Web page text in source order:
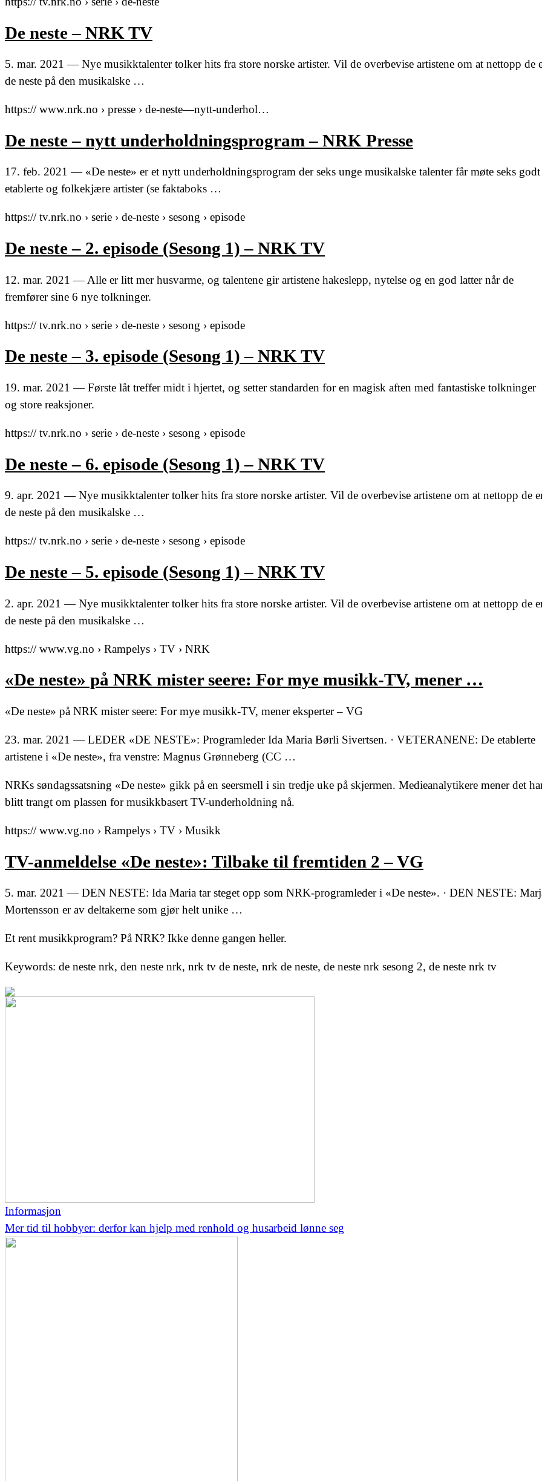
De neste – NRK TV
5. mar. 2021 — Nye musikktalenter tolker hits fra store norske artister. Vil de overbevise artistene om at nettopp de
de neste på den musikalske …
https:// www.nrk.no › presse › de-neste—nytt-underhol…
De neste – nytt underholdningsprogram – NRK Presse
17. feb. 2021 — «De neste» er et nytt underholdningsprogram der seks unge musikalske talenter får møte seks godt
etablerte og folkekjære artister (se faktaboks …
https:// tv.nrk.no › serie › de-neste › sesong › episode
De neste – 2. episode (Sesong 1) – NRK TV
12. mar. 2021 — Alle er litt mer husvarme, og talentene gir artistene hakeslepp, nytelse og en god latter når de
fremfører sine 6 nye tolkninger.
https:// tv.nrk.no › serie › de-neste › sesong › episode
De neste – 3. episode (Sesong 1) – NRK TV
19. mar. 2021 — Første låt treffer midt i hjertet, og setter standarden for en magisk aften med fantastiske tolkninger
og store reaksjoner.
https:// tv.nrk.no › serie › de-neste › sesong › episode
De neste – 6. episode (Sesong 1) – NRK TV
9. apr. 2021 — Nye musikktalenter tolker hits fra store norske artister. Vil de overbevise artistene om at nettopp de
de neste på den musikalske …
https:// tv.nrk.no › serie › de-neste › sesong › episode
De neste – 5. episode (Sesong 1) – NRK TV
2. apr. 2021 — Nye musikktalenter tolker hits fra store norske artister. Vil de overbevise artistene om at nettopp de
de neste på den musikalske …
https:// www.vg.no › Rampelys › TV › NRK
«De neste» på NRK mister seere: For mye musikk-TV, mener …
«De neste» på NRK mister seere: For mye musikk-TV, mener eksperter – VG
23. mar. 2021 — LEDER «DE NESTE»: Programleder Ida Maria Børli Sivertsen. · VETERANENE: De etablerte
artistene i «De neste», fra venstre: Magnus Grønneberg (CC …
NRKs søndagssatsning «De neste» gikk på en seersmell i sin tredje uke på skjermen. Medieanalytikere mener det
blitt trangt om plassen for musikkbasert TV-underholdning nå.
https:// www.vg.no › Rampelys › TV › Musikk
TV-anmeldelse «De neste»: Tilbake til fremtiden 2 – VG
5. mar. 2021 — DEN NESTE: Ida Maria tar steget opp som NRK-programleder i «De neste». · DEN NESTE:
Mortensson er av deltakerne som gjør helt unike …
Et rent musikkprogram? På NRK? Ikke denne gangen heller.
Keywords: de neste nrk, den neste nrk, nrk tv de neste, nrk de neste, de neste nrk sesong 2, de neste nrk tv
Informasjon
Mer tid til hobbyer: derfor kan hjelp med renhold og husarbeid lønne seg